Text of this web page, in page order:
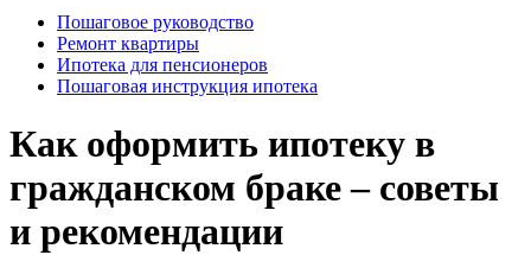
Пошаговое руководство
Ремонт квартиры
Ипотека для пенсионеров
Пошаговая инструкция ипотека
Как оформить ипотеку в
гражданском браке – советы
и рекомендации